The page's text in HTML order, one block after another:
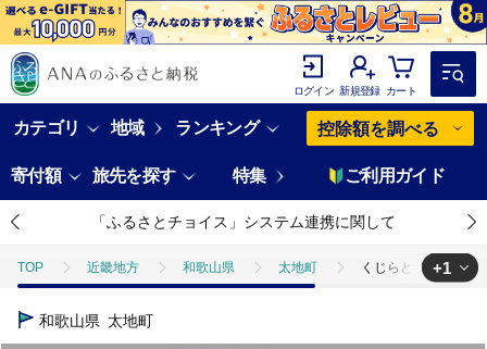
ログイン 新規登録 カート
カテゴリ 地域 ランキング 控除額を調べる
寄付額 旅先を探す 特集 ご利用ガイド
「ふるさとチョイス」システム連携に関して
TOP 近畿地方 和歌山県 太地町 くじらとイルカのペ
TOP
+1
和歌山県 太地町